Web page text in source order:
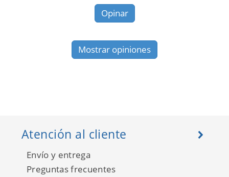
Opinar
Mostrar opiniones
Atención al cliente
Envío y entrega
Preguntas frecuentes